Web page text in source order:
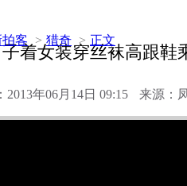
客 > 猎奇 > 正文
着女装穿丝袜高跟鞋
2013年06月14日 09:15 来源：